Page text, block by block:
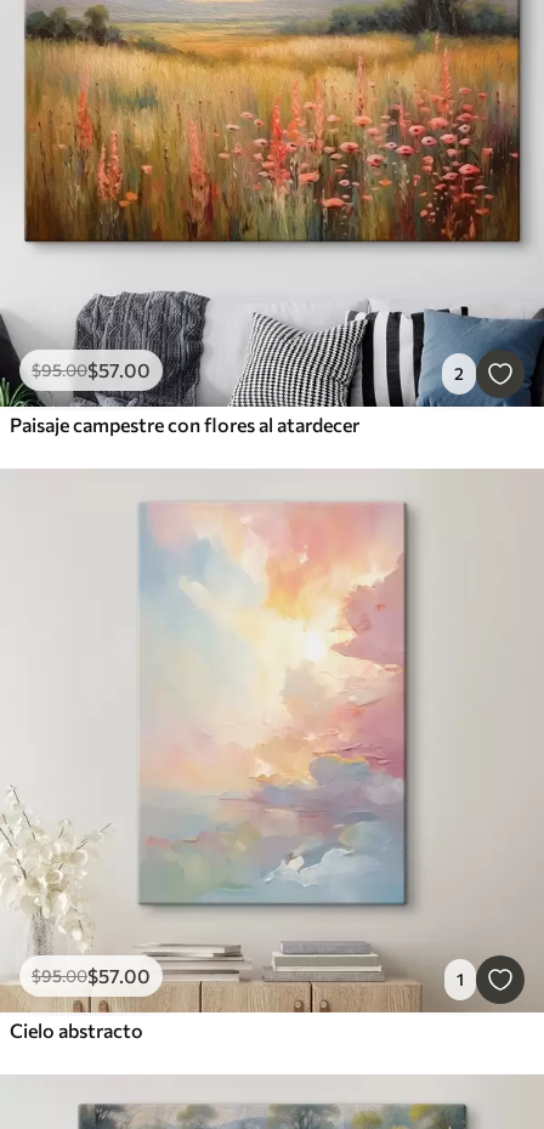
$95.00$57.00 2
Paisaje campestre con flores al atardecer
$95.00$57.00 1
Cielo abstracto